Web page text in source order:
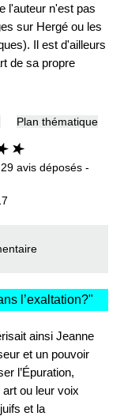
l'auteur n'est pas
sur Hergé ou les
Il est d'ailleurs
de sa propre
Plan thématique
avis déposés -
l’exaltation?"
ainsi Jeanne
et un pouvoir
l’Épuration,
ou leur voix
et la